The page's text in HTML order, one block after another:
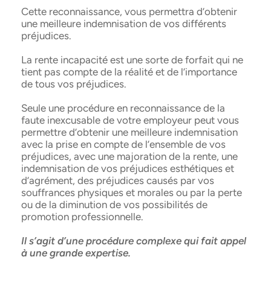
Cette reconnaissance, vous permettra d’obtenir
une meilleure indemnisation de vos différents
préjudices.
La rente incapacité est une sorte de forfait qui ne
tient pas compte de la réalité et de l’importance
de tous vos préjudices.
Seule une procédure en reconnaissance de la
faute inexcusable de votre employeur peut vous
permettre d’obtenir une meilleure indemnisation
avec la prise en compte de l’ensemble de vos
préjudices, avec une majoration de la rente, une
indemnisation de vos préjudices esthétiques et
d’agrément, des préjudices causés par vos
souffrances physiques et morales ou par la perte
ou de la diminution de vos possibilités de
promotion professionnelle.
Il s’agit d’une procédure complexe qui fait appel
à une grande expertise.